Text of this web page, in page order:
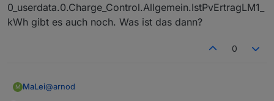
0_userdata.0.Charge_Control.Allgemein.IstPvErtragLM1_
kWh gibt es auch noch. Was ist das dann?
0
M MaLei@arnod